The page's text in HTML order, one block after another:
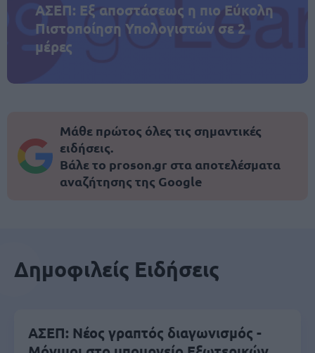
ΑΣΕΠ: Εξ αποστάσεως η πιο Εύκολη
Πιστοποίηση Υπολογιστών σε 2
μέρες
Μάθε πρώτος όλες τις σημαντικές
ειδήσεις.
Βάλε το proson.gr στα αποτελέσματα
αναζήτησης της Google
Δημοφιλείς Ειδήσεις
ΑΣΕΠ: Νέος γραπτός διαγωνισμός -